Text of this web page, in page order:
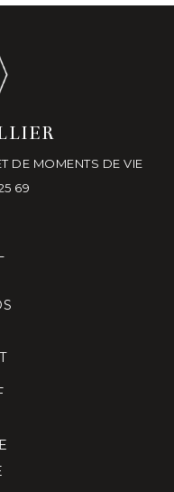
DE MOMENTS DE VIE
69